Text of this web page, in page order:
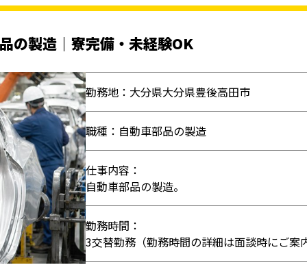
の製造｜寮完備・未経験OK
勤務地：大分県大分県豊後高田市
職種：自動車部品の製造
仕事内容：
自動車部品の製造。
勤務時間：
3交替勤務（勤務時間の詳細は面談時にご案